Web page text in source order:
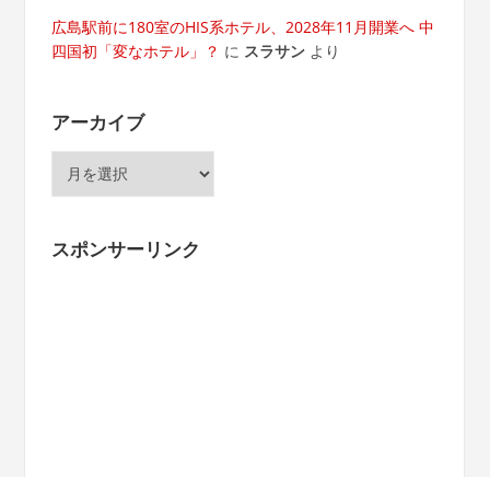
広島駅前に180室のHIS系ホテル、2028年11月開業へ 中
四国初「変なホテル」？ に スラサンより
アーカイブ
ブ
スポンサーリンク